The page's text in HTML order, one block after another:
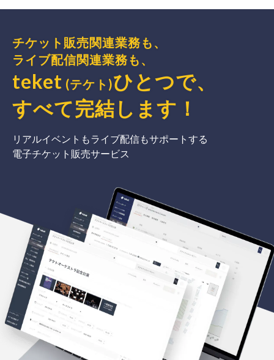
チケット販売関連業務も、
ライブ配信関連業務も、
teket (テケト)ひとつで、
すべて完結 します ！
リアルイベントもライブ配信もサポートする
電子チケット販売サービス